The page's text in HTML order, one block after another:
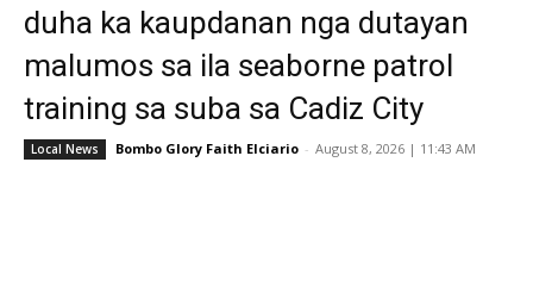
duha ka kaupdanan nga dutayan
malumos sa ila seaborne patrol
training sa suba sa Cadiz City
Local News Bombo Glory Faith Elciario - August 8, 2026 | 11:43 AM